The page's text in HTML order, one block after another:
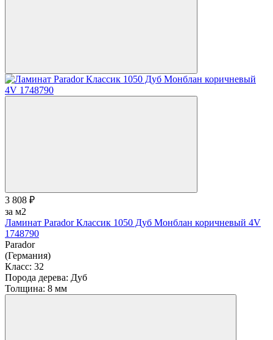
3 808 ₽
за м2
Ламинат Parador Классик 1050 Дуб Монблан коричневый 4V
1748790
Parador
(Германия)
Класс: 32
Порода дерева: Дуб
Толщина: 8 мм